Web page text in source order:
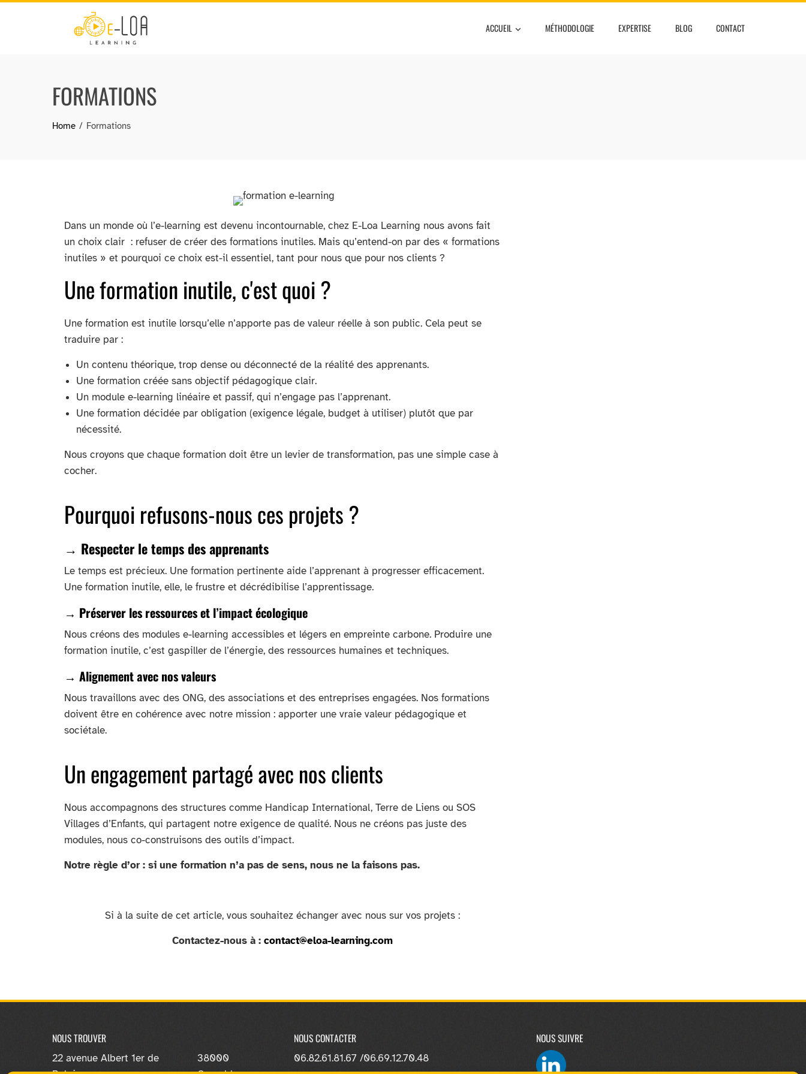
ACCUEIL MÉTHODOLOGIE EXPERTISE BLOG CONTACT
FORMATIONS
Home Formations
Dans un monde où l’e-learning est devenu incontournable, chez E-Loa Learning nous avons fait
un choix clair : refuser de créer des formations inutiles. Mais qu’entend-on par des « formations
inutiles » et pourquoi ce choix est-il essentiel, tant pour nous que pour nos clients ?
Une formation inutile, c'est quoi ?
Une formation est inutile lorsqu’elle n’apporte pas de valeur réelle à son public. Cela peut se
traduire par :
Un contenu théorique, trop dense ou déconnecté de la réalité des apprenants.
Une formation créée sans objectif pédagogique clair.
Un module e-learning linéaire et passif, qui n’engage pas l’apprenant.
Une formation décidée par obligation (exigence légale, budget à utiliser) plutôt que par
nécessité.
Nous croyons que chaque formation doit être un levier de transformation, pas une simple case à
cocher.
Pourquoi refusons-nous ces projets ?
→ Respecter le temps des apprenants
Le temps est précieux. Une formation pertinente aide l’apprenant à progresser efficacement.
Une formation inutile, elle, le frustre et décrédibilise l’apprentissage.
→ Préserver les ressources et l’impact écologique
Nous créons des modules e-learning accessibles et légers en empreinte carbone. Produire une
formation inutile, c’est gaspiller de l’énergie, des ressources humaines et techniques.
→ Alignement avec nos valeurs
Nous travaillons avec des ONG, des associations et des entreprises engagées. Nos formations
doivent être en cohérence avec notre mission : apporter une vraie valeur pédagogique et
sociétale.
Un engagement partagé avec nos clients
Nous accompagnons des structures comme Handicap International, Terre de Liens ou SOS
Villages d’Enfants, qui partagent notre exigence de qualité. Nous ne créons pas juste des
modules, nous co-construisons des outils d’impact.
Notre règle d’or : si une formation n’a pas de sens, nous ne la faisons pas.
Si à la suite de cet article, vous souhaitez échanger avec nous sur vos projets :
Contactez-nous à : contact@eloa-learning.com
NOUS TROUVER
22 avenue Albert 1er de
38000
NOUS CONTACTER
06.82.61.81.67 /06.69.12.70.48
NOUS SUIVRE